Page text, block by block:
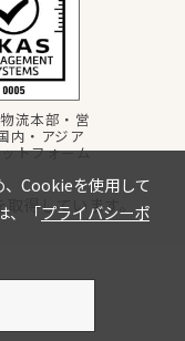
流本部・営
内・アジア
トフォーム
得しています。